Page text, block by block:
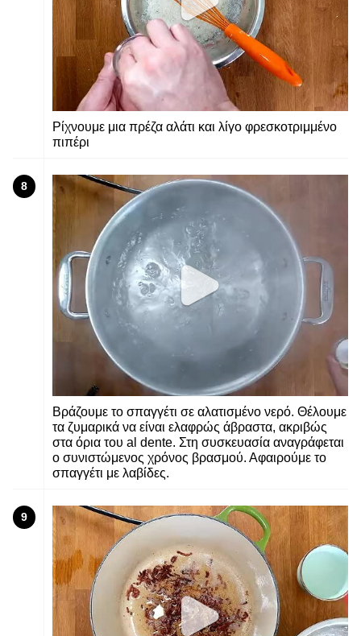
Ρίχνουμε μια πρέζα αλάτι και λίγο φρεσκοτριμμένο
πιπέρι
8
Βράζουμε το σπαγγέτι σε αλατισμένο νερό. Θέλουμε
τα ζυμαρικά να είναι ελαφρώς άβραστα, ακριβώς
στα όρια του al dente. Στη συσκευασία αναγράφεται
ο συνιστώμενος χρόνος βρασμού. Αφαιρούμε το
σπαγγέτι με λαβίδες.
9